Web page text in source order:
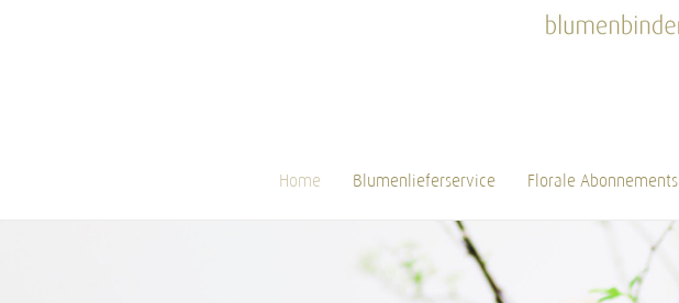
Home Blumenlieferservice Florale Abonnements